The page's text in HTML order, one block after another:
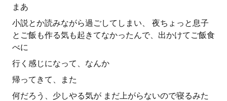
まあ
小説とか読みながら過ごしてしまい、 夜ちょっと息子
とご飯も作る気も起きてなかったんで、出かけてご飯食
べに
行く感じになって、なんか
帰ってきて、また
何だろう、少しやる気が まだ上がらないので寝るみた